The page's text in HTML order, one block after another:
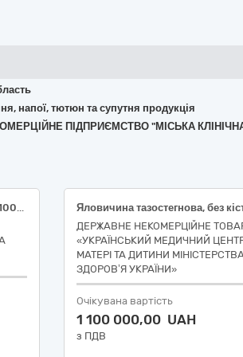
напої, тютюн та супутня продукція
ПІДПРИЄМСТВО "МІСЬКА
ЦОЗ-26Т_163_ЕК: Код ДК 021:2015 - 15110000-2 М’ясо (Стегно куряче, охолоджене, ДСТУ 3143, Філе куряче, охолоджене, перша категорія, ДСТУ 3143)
ДЕРЖАВНЕ НЕКОМЕРЦІЙНЕ
«УКРАЇНСЬКИЙ МЕДИЧНИЙ ЦЕНТР
МАТЕРІ ТА ДИТИНИ
ЗДОРОВ’Я УКРАЇНИ»
Очікувана вартість
1 100 000,00 UAH
з ПДВ